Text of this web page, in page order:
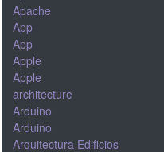
Apache
App
App
Apple
Apple
architecture
Arduino
Arduino
Arquitectura Edificios